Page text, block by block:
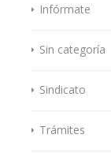
Infórmate
Sin categoría
Sindicato
Trámites